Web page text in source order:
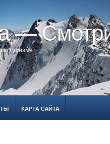
—
туризме
КАРТА САЙТА